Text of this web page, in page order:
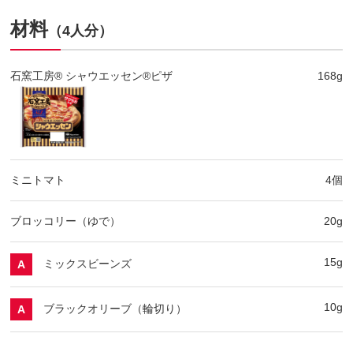
材料（4人分）
石窯工房® シャウエッセン®ピザ 168g
ミニトマト 4個
ブロッコリー（ゆで） 20g
A ミックスビーンズ 15g
A ブラックオリーブ（輪切り） 10g